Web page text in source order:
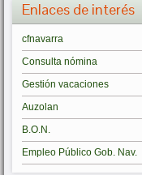
Enlaces de interés
cfnavarra
Consulta nómina
Gestión vacaciones
Auzolan
B.O.N.
Empleo Público Gob. Nav.